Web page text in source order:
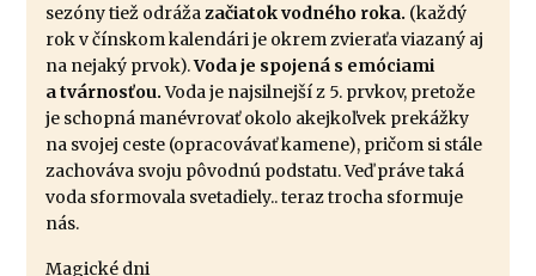
sezóny tiež odráža začiatok vodného roka. (každý
rok v čínskom kalendári je okrem zvieraťa viazaný aj
na nejaký prvok).Voda je spojená s emóciami
a tvárnosťou.Voda je najsilnejší z 5. prvkov, pretože
je schopná manévrovať okolo akejkoľvek prekážky
na svojej ceste (opracovávať kamene), pričom si stále
zachováva svoju pôvodnú podstatu. Veď práve taká
voda sformovala svetadiely.. teraz trocha sformuje
nás.
Magické dni